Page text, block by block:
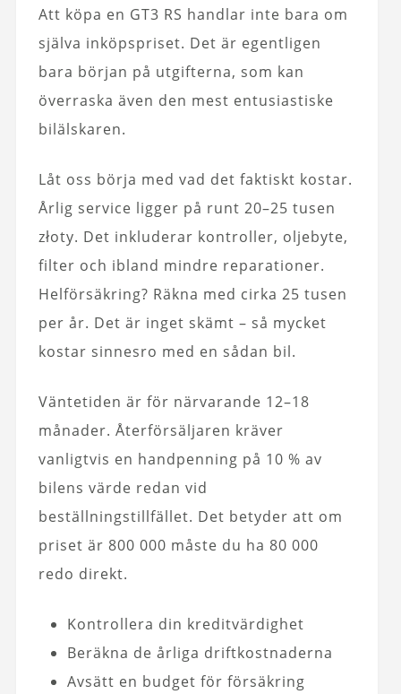
Att köpa en GT3 RS handlar inte bara om
själva inköpspriset. Det är egentligen
bara början på utgifterna, som kan
överraska även den mest entusiastiske
bilälskaren.
Låt oss börja med vad det faktiskt kostar.
Årlig service ligger på runt 20–25 tusen
złoty. Det inkluderar kontroller, oljebyte,
filter och ibland mindre reparationer.
Helförsäkring? Räkna med cirka 25 tusen
per år. Det är inget skämt – så mycket
kostar sinnesro med en sådan bil.
Väntetiden är för närvarande 12–18
månader. Återförsäljaren kräver
vanligtvis en handpenning på 10 % av
bilens värde redan vid
beställningstillfället. Det betyder att om
priset är 800 000 måste du ha 80 000
redo direkt.
Kontrollera din kreditvärdighet
Beräkna de årliga driftkostnaderna
Avsätt en budget för försäkring